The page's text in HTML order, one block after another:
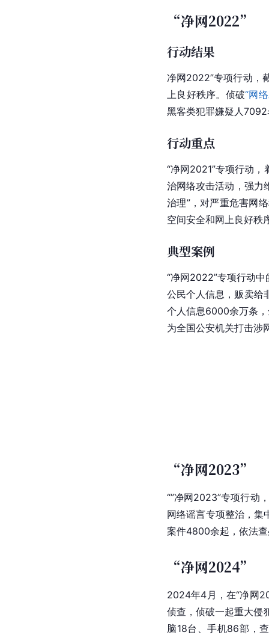
“净网2022”
行动结果
净网2022”专项行动，
上良好秩序。侦破“网
黑客类犯罪嫌疑人 7092
行动重点
“净网2021”专项行动
治网络攻击活动，强力
治理”，对严重危害网
空间安全和网上良好秩
典型案例
“净网2022”专项行动
公民个人信息，贩卖给
个人信息6000余万条
为全国公安机关打击涉
“净网2023”
“”净网2023”专项行动
网络谣言专项整治，
案件4800余起，依法
“净网2024”
2024年4月，在“净网
侦查，侦破一起重大侵
脑18台、手机86部，